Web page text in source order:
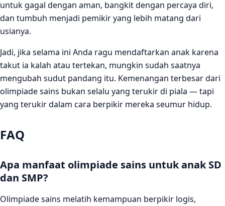
untuk gagal dengan aman, bangkit dengan percaya diri,
dan tumbuh menjadi pemikir yang lebih matang dari
usianya.
Jadi, jika selama ini Anda ragu mendaftarkan anak karena
takut ia kalah atau tertekan, mungkin sudah saatnya
mengubah sudut pandang itu. Kemenangan terbesar dari
olimpiade sains bukan selalu yang terukir di piala — tapi
yang terukir dalam cara berpikir mereka seumur hidup.
FAQ
Apa manfaat olimpiade sains untuk anak SD
dan SMP?
Olimpiade sains melatih kemampuan berpikir logis,